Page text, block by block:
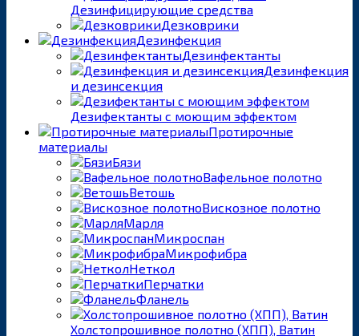
Дезинфицирующие средства
Дезковрики
Дезинфекция
Дезинфектанты
Дезинфекция
и дезинсекция
Дезифектанты с моющим эффектом
Протирочные
материалы
Бязи
Вафельное полотно
Ветошь
Вискозное полотно
Марля
Микроспан
Микрофибра
Неткол
Перчатки
Фланель
Холстопрошивное полотно (ХПП), Ватин